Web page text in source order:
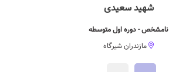
شهید سعیدی
نامشخص - دوره اول متوسطه
مازندران شیرگاه